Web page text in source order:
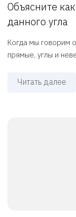
Объясните
данного угла
Когда мы говорим
прямые, углы и
Читать далее